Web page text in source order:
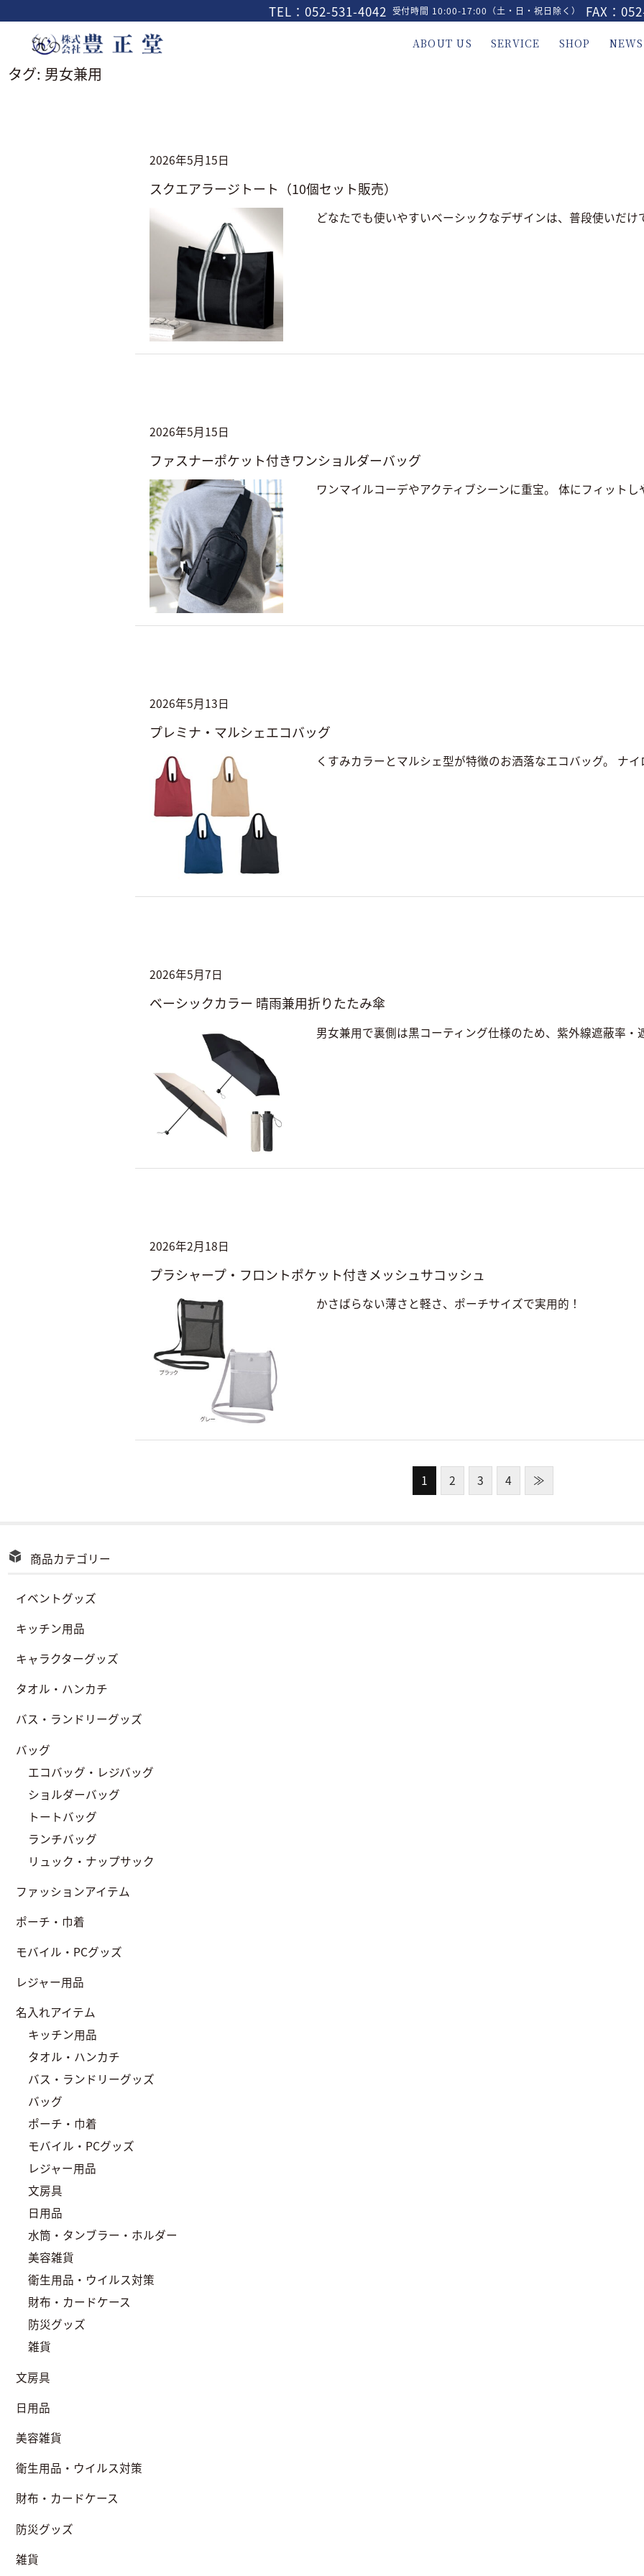
TEL：052-531-4042 受付時間 10:00-17:00（土・日・祝日除く） FAX：
ABOUT US SERVICE SHOP
タグ: 男女兼用
2026年5月15日
スクエアラージトート（10個セット販売）
どなたでも使いやすいベーシックなデザインは、普段使いだ
2026年5月15日
ファスナーポケット付きワンショルダーバッグ
ワンマイルコーデやアクティブシーンに重宝。 体にフィット
2026年5月13日
プレミナ・マルシェエコバッグ
くすみカラーとマルシェ型が特徴のお洒落なエコバッグ。 ナ
2026年5月7日
ベーシックカラー 晴雨兼用折りたたみ傘
男女兼用で裏側は黒コーティング仕様のため、紫外線遮蔽率
2026年2月18日
プラシャープ・フロントポケット付きメッシュサコッシュ
かさばらない薄さと軽さ、ポーチサイズで実用的！
1 2 3 4 ≫
商品カテゴリー
イベントグッズ
キッチン用品
キャラクターグッズ
タオル・ハンカチ
バス・ランドリーグッズ
バッグ
エコバッグ・レジバッグ
ショルダーバッグ
トートバッグ
ランチバッグ
リュック・ナップサック
ファッションアイテム
ポーチ・巾着
モバイル・PCグッズ
レジャー用品
名入れアイテム
キッチン用品
タオル・ハンカチ
バス・ランドリーグッズ
バッグ
ポーチ・巾着
モバイル・PCグッズ
レジャー用品
文房具
日用品
水筒・タンブラー・ホルダー
美容雑貨
衛生用品・ウイルス対策
財布・カードケース
防災グッズ
雑貨
文房具
日用品
美容雑貨
衛生用品・ウイルス対策
財布・カードケース
防災グッズ
雑貨